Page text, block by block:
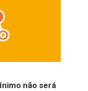
não será